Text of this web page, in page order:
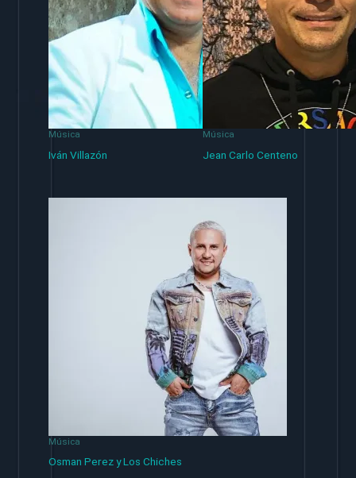
Música
Iván Villazón
Música
Jean Carlo Centeno
Música
Osman Perez y Los Chiches